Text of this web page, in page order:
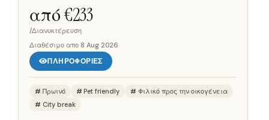
Μεσαιωνική Πόλη. Διαθέτει 785 δωμάτια, VIP σουίτες
στον κήπο και με πισίνα, καθώς...
από €233
/Διανυκτέρευση
Διαθέσιμο απο 8 Aug 2026
ΠΛΗΡΟΦΟΡΊΕΣ
Πρωινό Pet friendly
Φιλικό προς την οικογένεια
City break